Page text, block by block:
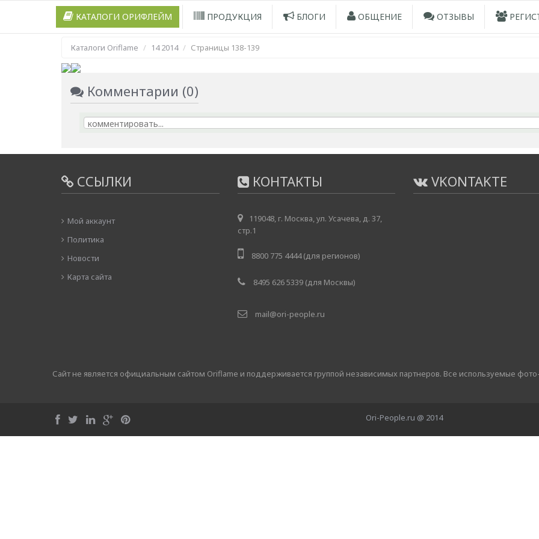
КАТАЛОГИ ОРИФЛЕЙМ ПРОДУКЦИЯ БЛОГИ ОБЩЕНИЕ ОТЗЫВЫ
Каталоги Oriflame 14 2014 Страницы 138-139
Комментарии (0)
ССЫЛКИ
Мой аккаунт
Политика
Новости
Карта сайта
КОНТАКТЫ
119048, г. Москва, ул. Усачева, д. 37,
стр.1
8800 775 4444 (для регионов)
8495 626 5339 (для Москвы)
mail@ori-people.ru
VKONTAKTE
Сайт не является официальным сайтом Oriflame и поддерживается группой независимых партнеров. Все используемые
Ori-People.ru @ 2014